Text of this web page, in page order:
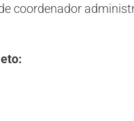
coordenador